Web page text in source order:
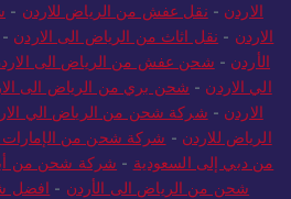
الاردن - نقل عفش من الرياض للاردن -
الاردن - نقل اثاث من الرياض الى الاردن -
الأردن - شحن عفش من الرياض الى
الي الاردن - شحن بري من الرياض الى
الاردن - شركة شحن من الرياض الي
الرياض للاردن - شركة شحن من الإمارات
من دبي إلى السعودية - شركة شحن من
شحن من الرياض الى الأردن - افضل